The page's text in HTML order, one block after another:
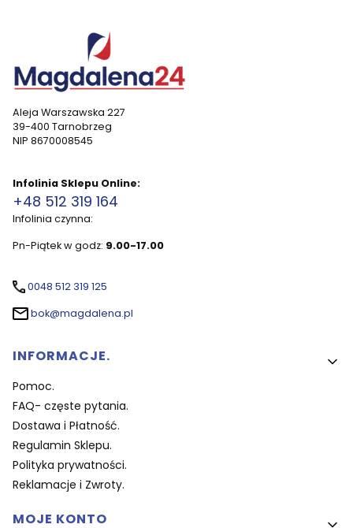
Aleja Warszawska 227
39-400 Tarnobrzeg
NIP 8670008545
Infolinia Sklepu Online:
+48 512 319 164
Infolinia czynna:
Pn-Piątek w godz: 9.00-17.00
0048 512 319 125
bok@magdalena.pl
Linki w stopce
INFORMACJE.
Pomoc.
FAQ- częste pytania.
Dostawa i Płatność.
Regulamin Sklepu.
Polityka prywatności.
Reklamacje i Zwroty.
MOJE KONTO